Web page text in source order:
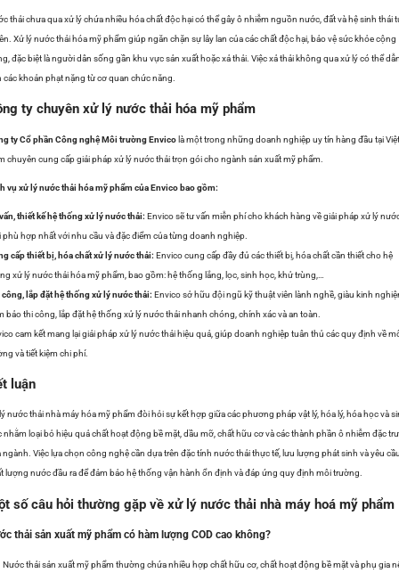
thải chưa qua xử lý chứa nhiều hóa chất độc hại có thể gây ô nhiễm nguồn nước, đất và hệ sinh thái
Xử lý nước thải hóa mỹ phẩm giúp ngăn chặn sự lây lan của các chất độc hại, bảo vệ sức khỏe cộng
đặc biệt là người dân sống gần khu vực sản xuất hoặc xả thải. Việc xả thải không qua xử lý có thể
các khoản phạt nặng từ cơ quan chức năng.
ty chuyên xử lý nước thải hóa mỹ phẩm
ty Cổ phần Công nghệ Môi trường Envico là một trong những doanh nghiệp uy tín hàng đầu tại Việt
chuyên cung cấp giải pháp xử lý nước thải trọn gói cho ngành sản xuất mỹ phẩm.
vụ xử lý nước thải hóa mỹ phẩm của Envico bao gồm:
thiết kế hệ thống xử lý nước thải: Envico sẽ tư vấn miễn phí cho khách hàng về giải pháp xử lý
phù hợp nhất với nhu cầu và đặc điểm của từng doanh nghiệp.
cấp thiết bị, hóa chất xử lý nước thải: Envico cung cấp đầy đủ các thiết bị, hóa chất cần thiết cho hệ
xử lý nước thải hóa mỹ phẩm, bao gồm: hệ thống lắng, lọc, sinh học, khử trùng,…
công, lắp đặt hệ thống xử lý nước thải: Envico sở hữu đội ngũ kỹ thuật viên lành nghề, giàu kinh
bảo thi công, lắp đặt hệ thống xử lý nước thải nhanh chóng, chính xác và an toàn.
cam kết mang lại giải pháp xử lý nước thải hiệu quả, giúp doanh nghiệp tuân thủ các quy định về
và tiết kiệm chi phí.
luận
nước thải nhà máy hóa mỹ phẩm đòi hỏi sự kết hợp giữa các phương pháp vật lý, hóa lý, hóa học và
nhằm loại bỏ hiệu quả chất hoạt động bề mặt, dầu mỡ, chất hữu cơ và các thành phần ô nhiễm đặc
ngành. Việc lựa chọn công nghệ cần dựa trên đặc tính nước thải thực tế, lưu lượng phát sinh và yêu
lượng nước đầu ra để đảm bảo hệ thống vận hành ổn định và đáp ứng quy định môi trường.
số câu hỏi thường gặp về xử lý nước thải nhà máy hoá mỹ phẩm
thải sản xuất mỹ phẩm có hàm lượng COD cao không?
Nước thải sản xuất mỹ phẩm thường chứa nhiều hợp chất hữu cơ, chất hoạt động bề mặt và phụ gia